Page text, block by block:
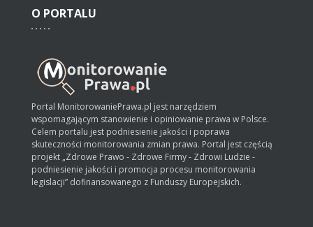
O PORTALU
Portal MonitorowaniePrawa.pl jest narzędziem
wspomagającym stanowienie i opiniowanie prawa w Polsce.
Celem portalu jest podniesienie jakości i poprawa
skuteczności monitorowania zmian prawa. Portal jest częścią
projekt „Zdrowe Prawo - Zdrowe Firmy - Zdrowi Ludzie -
podniesienie jakości i promocja procesu monitorowania
legislacji” dofinansowanego z Funduszy Europejskich.